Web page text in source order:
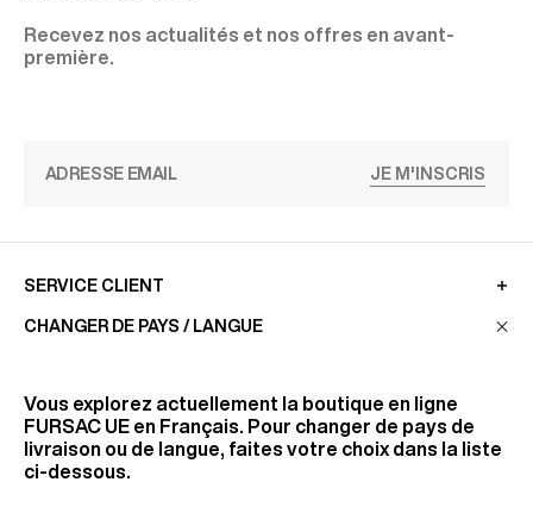
Recevez nos actualités et nos offres en avant-
première.
JE M'INSCRIS
SERVICE CLIENT
RETROUVEZ-NOUS
CHANGER DE PAYS / LANGUE
Vous explorez actuellement la boutique en ligne
FURSAC UE en Français. Pour changer de pays de
livraison ou de langue, faites votre choix dans la liste
ci-dessous.